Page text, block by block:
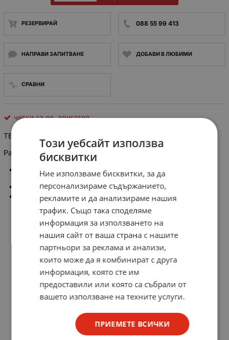
РЕЗЕРВИРАЙ 088 55 99 413
НАПРАВИ ЗАПИТВАНЕ ДОБАВИ В ЛЮБИМИ
СРАВНИ
четки за ел. двигател
TE-1107 комплект 2бр. графитни четки за електродвигатели
Размер: 6,2 X 10 X 17,2 мм, за BOSCH
Spare Part code: 1 617 014 108
Power Tool code: UBH 6/35 D; UBH 6/35; US H 6
Size: 6.2*10*17.2mm
Този уебсайт използва
бисквитки
Ние използваме бисквитки, за да
персонализираме съдържанието,
рекламите и да анализираме нашия
трафик. Също така споделяме
информация за използването на
нашия сайт от ваша страна с нашите
партньори за реклама и анализи,
които може да я комбинират с друга
информация, която сте им
предоставили или която са събрали от
вашето използване на техните услуги.
ПРИЕМЕТЕ ВСИЧКИ